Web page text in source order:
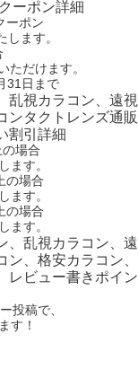
ーポン詳細
ーポン
します。
ただけます。
31日まで
乱視カラコン、遠視
ンタクトレンズ通販
割引詳細
の場合
ます。
の場合
ます。
の場合
ます。
、乱視カラコン、遠
、格安カラコン、
レビュー書きポイン
投稿で、
す！